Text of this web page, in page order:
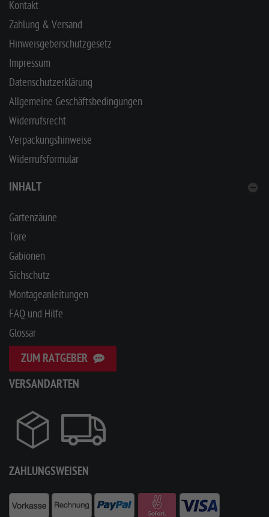
Kontakt
Zahlung & Versand
Hinweisgeberschutzgesetz
Impressum
Datenschutzerklärung
Allgemeine Geschäftsbedingungen
Widerrufsrecht
Verpackungshinweise
Widerrufsformular
INHALT
Gartenzäune
Tore
Gabionen
Sichschutz
Montageanleitungen
FAQ und Hilfe
Glossar
ZUM RATGEBER
VERSANDARTEN
ZAHLUNGSWEISEN